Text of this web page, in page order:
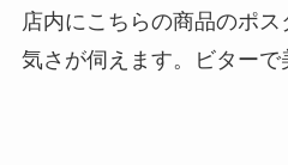
店内にこちらの商品のポ
気さが伺えます。ビターで